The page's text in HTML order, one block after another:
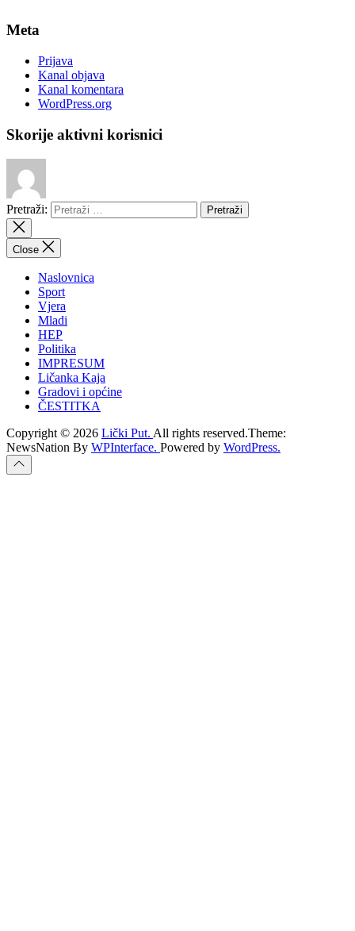
Meta
Prijava
Kanal objava
Kanal komentara
WordPress.org
Skorije aktivni korisnici
Pretraži:
Close
Naslovnica
Sport
Vjera
Mladi
HEP
Politika
IMPRESUM
Ličanka Kaja
Gradovi i općine
ČESTITKA
Copyright © 2026 Lički Put. All rights reserved.Theme:
NewsNation By WPInterface. Powered by WordPress.